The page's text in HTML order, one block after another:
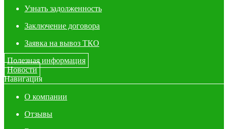
Узнать задолженность
Заключение договора
Заявка на вывоз ТКО
Полезная информация
Новости
Навигация
О компании
Отзывы